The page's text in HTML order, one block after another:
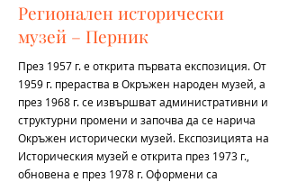
Регионален исторически
музей – Перник
През 1957 г. е открита първата експозиция. От
1959 г. прераства в Окръжен народен музей, а
през 1968 г. се извършват административни и
структурни промени и започва да се нарича
Окръжен исторически музей. Експозицията на
Историческия музей е открита през 1973 г.,
обновена е през 1978 г. Оформени са